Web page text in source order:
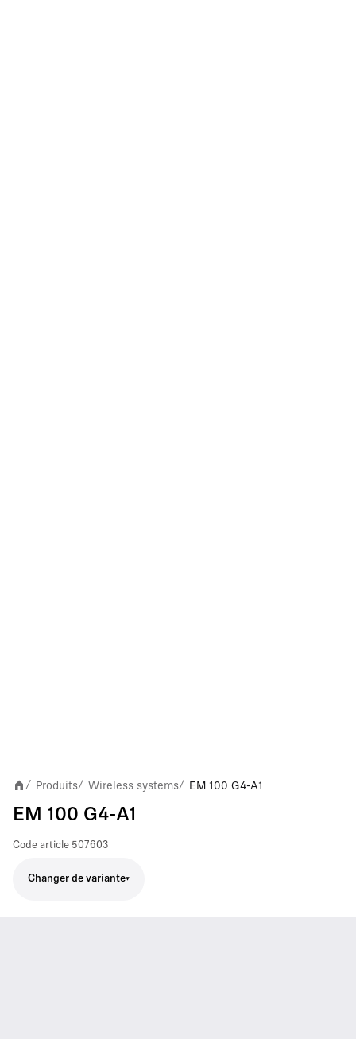
/ Produits/ Wireless systems/ EM 100 G4-A1
EM 100 G4-A1
Code article 507603
Changer de variante